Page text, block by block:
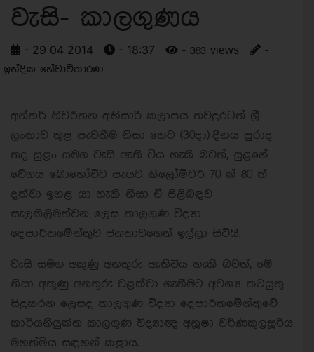
වැසි- කාලගුණය
- 29 04 2014 - 18:37 - 383 views
-
ඉන්දික හේවාවිතාරණ
අන්තර් නිවර්තන අභිසාරි කලාපය තවදුරටත් ශ්‍රී
ලංකාව තුළ පැවතීම නිසා හෙට (30දා) දිනය පුරාද
තද සුළං සමග වැසි ඇති විය හැකි බවත්, සුළගේ
වේගය බොහෝවිට පැයට කිලෝමීටර් 70 ක් 80 ක්
දක්වා ඉහළ යා හැකි නිසා ඒ පිළිබඳව
සැලකිලිමත්වන ලෙස කාලගුණ විද්‍යා
දෙපාර්තමේන්තුව ජනතාවගෙන් ඉල්ලා සිටියි.
වැසි සමග අකුණු අනතුරු ඇතිවිය හැකි බවත්, මේ
නිසා අකුණු අනතුරු වළක්වා ගැනීමට අවශ්‍ය කටයුතු
සිදුකරන ලෙසද කාලගුණ විද්‍යා දෙපාර්තමේන්තුවේ
කාර්යනියුක්ත කාලගුණ විද්‍යාඥ අනූෂා වර්ණකුලසූරිය
මහත්මිය සඳහන් කළාය.